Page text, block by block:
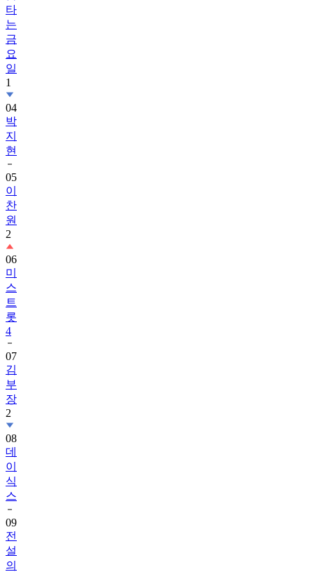
타
는
금
요
일
1
04
박
지
현
05
이
찬
원
2
06
미
스
트
롯
4
07
김
부
장
2
08
데
이
식
스
09
전
설
의